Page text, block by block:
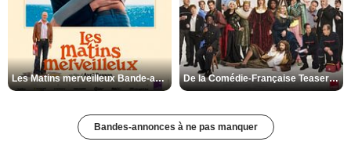
Les Matins merveilleux Bande-annonce VF De la Comédie-Française Teaser VF
Bandes-annonces à ne pas manquer